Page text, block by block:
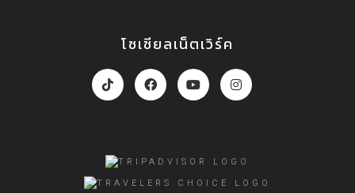
โซเชียลเน็ตเวิร์ค